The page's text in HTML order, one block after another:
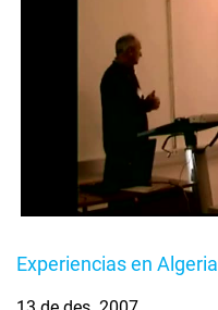
Experiencias en Algeria